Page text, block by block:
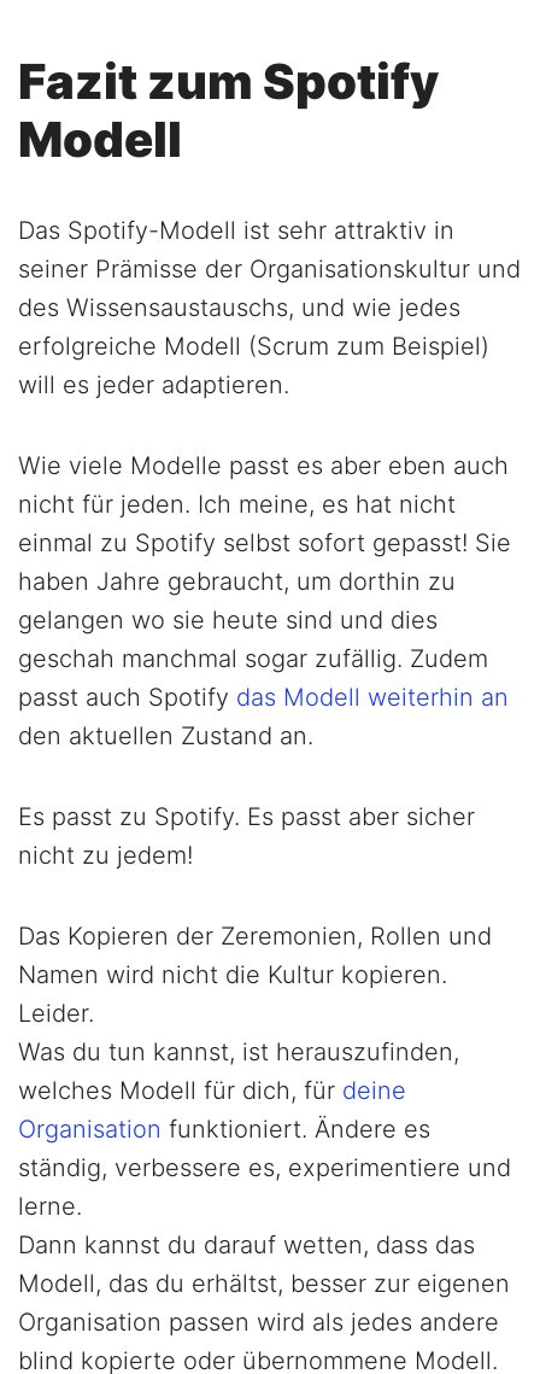
Fazit zum Spotify
Modell
Das Spotify-Modell ist sehr attraktiv in
seiner Prämisse der Organisationskultur und
des Wissensaustauschs, und wie jedes
erfolgreiche Modell (Scrum zum Beispiel)
will es jeder adaptieren.
Wie viele Modelle passt es aber eben auch
nicht für jeden. Ich meine, es hat nicht
einmal zu Spotify selbst sofort gepasst! Sie
haben Jahre gebraucht, um dorthin zu
gelangen wo sie heute sind und dies
geschah manchmal sogar zufällig. Zudem
passt auch Spotify das Modell weiterhin an
den aktuellen Zustand an.
Es passt zu Spotify. Es passt aber sicher
nicht zu jedem!
Das Kopieren der Zeremonien, Rollen und
Namen wird nicht die Kultur kopieren.
Leider.
Was du tun kannst, ist herauszufinden,
welches Modell für dich, für deine
Organisation funktioniert. Ändere es
ständig, verbessere es, experimentiere und
lerne.
Dann kannst du darauf wetten, dass das
Modell, das du erhältst, besser zur eigenen
Organisation passen wird als jedes andere
blind kopierte oder übernommene Modell.